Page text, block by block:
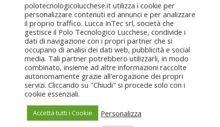
Copyright Lucca Intec © 2017-2025 • Tutti i diritti riservati •
Intec s.r.l.uc/o CCIAA Toscana Nord Ovest, Corte Campana 10, 55100
polotecnologicolucchese.it utilizza i cookie per
personalizzare contenuti ed annunci e per analizzare
il proprio traffico. Lucca InTec srl, società che
gestisce il Polo Tecnologico Lucchese, condivide i
dati di navigazione con i propri partner che si
occupano di analisi dei dati web, pubblicità e social
media. Tali partner potrebbero utilizzarli, in modo
combinato, insieme ad altre informazioni raccolte
autonomamente grazie all'erogazione dei propri
servizi. Cliccando su "Chiudi" si procede solo con i
cookie essenziali.
Accetta tutti i Cookie Personalizza